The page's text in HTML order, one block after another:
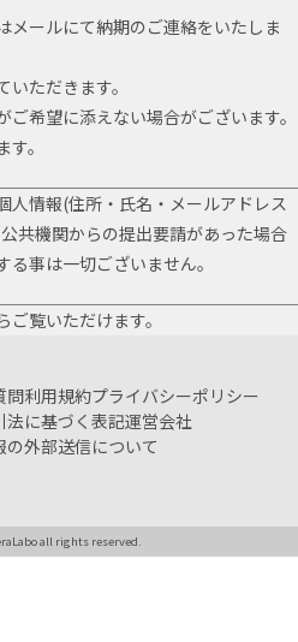
メールにて納期のご連絡をいたしま
ただきます。
希望に添えない場合がございます。
。
人情報(住所・氏名・メールアドレス
共機関からの提出要請があった場合
事は一切ございません。
ご覧いただけます。
問利用規約プライバシーポリシー
法に基づく表記運営会社
の外部送信について
all rights reserved.